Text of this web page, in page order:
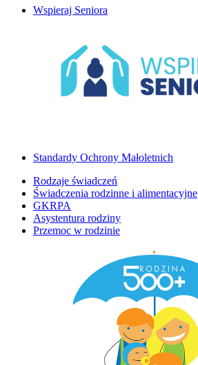
Wspieraj Seniora
Standardy Ochrony Małoletnich
Rodzaje świadczeń
Świadczenia rodzinne i alimentacyjne
GKRPA
Asystentura rodziny
Przemoc w rodzinie